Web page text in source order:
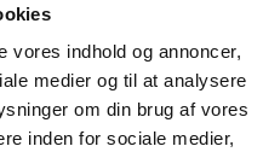
vores indhold og annoncer,
medier og til at analysere
om din brug af vores
inden for sociale medier,